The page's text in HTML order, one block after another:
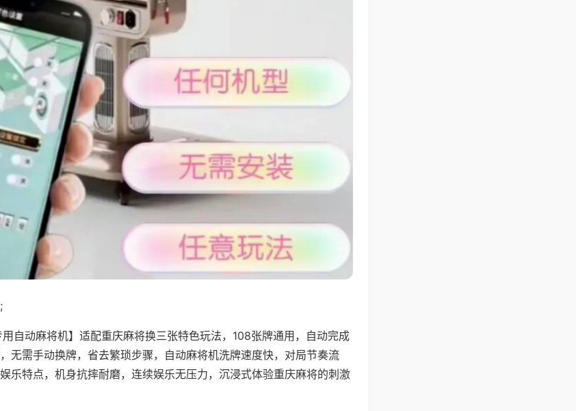
用自动麻将机】适配重庆麻将换三张特色玩法，108张牌通用，自动完成
无需手动换牌，省去繁琐步骤，自动麻将机洗牌速度快，对局节奏流
乐特点，机身抗摔耐磨，连续娱乐无压力，沉浸式体验重庆麻将的刺激